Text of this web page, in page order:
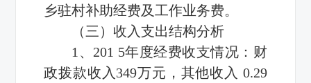
乡驻村补助经费及工作业务费。
（三）收入支出结构分析
1、201 5年度经费收支情况：财
政拨款收入349万元，其他收入 0.29